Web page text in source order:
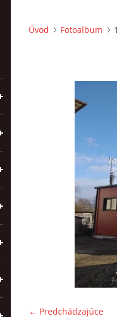
Úvod Fotoalbum
← Predchádzajúce